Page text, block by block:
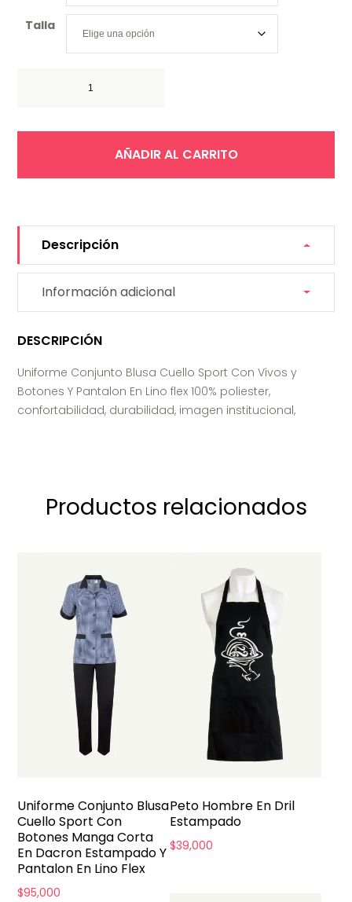
Talla
AÑADIR AL CARRITO
Descripción
Información adicional
DESCRIPCIÓN
Uniforme Conjunto Blusa Cuello Sport Con Vivos y
Botones Y Pantalon En Lino flex 100% poliester,
confortabilidad, durabilidad, imagen institucional,
Productos relacionados
Uniforme Conjunto Blusa
Cuello Sport Con
Botones Manga Corta
En Dacron Estampado Y
Pantalon En Lino Flex
$95,000
Peto Hombre En Dril
Estampado
$39,000